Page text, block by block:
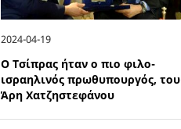
2024-04-19
Ο Τσίπρας ήταν ο πιο φιλο-
ισραηλινός πρωθυπουργός, του
Άρη Χατζηστεφάνου